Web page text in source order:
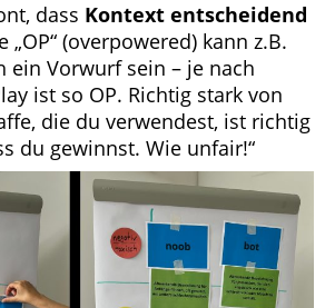
dass Kontext entscheidend
„OP“ (overpowered) kann z.B.
ein Vorwurf sein – je nach
ist so OP. Richtig stark von
die du verwendest, ist richtig
du gewinnst. Wie unfair!“